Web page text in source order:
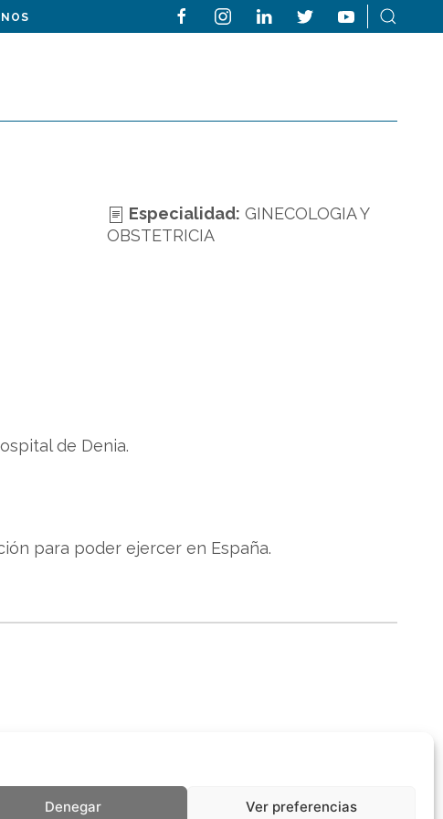
Denegar Ver preferencias
Especialidad: GINECOLOGIA Y
OBSTETRICIA
de Denia.
para poder ejercer en España.